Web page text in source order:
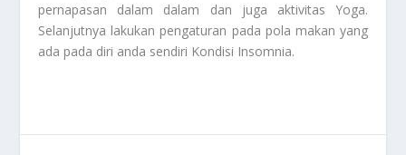
pernapasan dalam dalam dan juga aktivitas Yoga.
Selanjutnya lakukan pengaturan pada pola makan yang
ada pada diri anda sendiri Kondisi Insomnia.